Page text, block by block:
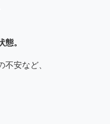
。
安など、